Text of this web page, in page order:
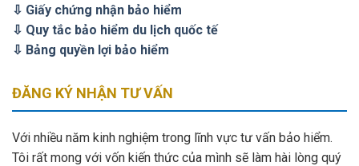
⇩ Giấy chứng nhận bảo hiểm
⇩ Quy tắc bảo hiểm du lịch quốc tế
⇩ Bảng quyền lợi bảo hiểm
ĐĂNG KÝ NHẬN TƯ VẤN
Với nhiều năm kinh nghiệm trong lĩnh vực tư vấn bảo hiểm.
Tôi rất mong với vốn kiến thức của mình sẽ làm hài lòng quý